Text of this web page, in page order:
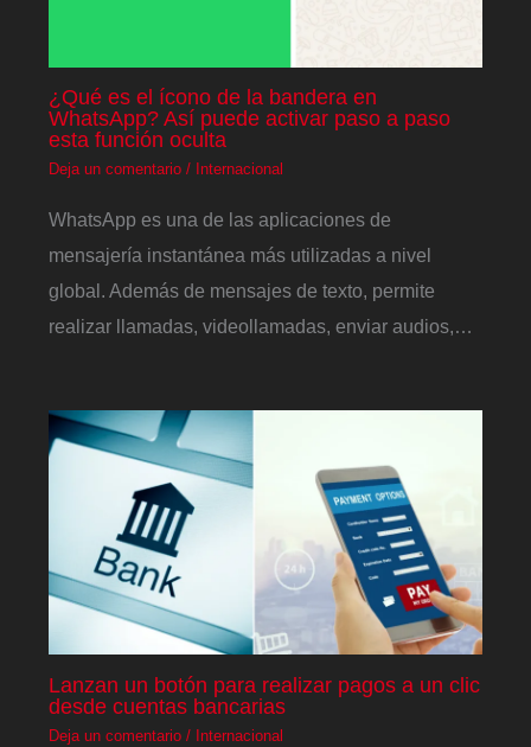
¿Qué es el ícono de la bandera en
WhatsApp? Así puede activar paso a paso
esta función oculta
Deja un comentario / Internacional
WhatsApp es una de las aplicaciones de
mensajería instantánea más utilizadas a nivel
global. Además de mensajes de texto, permite
realizar llamadas, videollamadas, enviar audios,…
Lanzan un botón para realizar pagos a un clic
desde cuentas bancarias
Deja un comentario / Internacional